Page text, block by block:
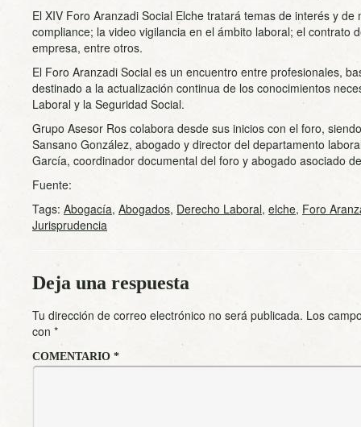
El XIV Foro Aranzadi Social Elche tratará temas de interés y
compliance; la video vigilancia en el ámbito laboral; el contrato
empresa, entre otros.
El Foro Aranzadi Social es un encuentro entre profesionales,
destinado a la actualización continua de los conocimientos
Laboral y la Seguridad Social.
Grupo Asesor Ros colabora desde sus inicios con el foro,
Sansano González, abogado y director del departamento
García, coordinador documental del foro y abogado asociado
Fuente:
Tags: Abogacía, Abogados, Derecho Laboral, elche, Foro
Jurisprudencia
Deja una respuesta
Tu dirección de correo electrónico no será publicada. Los
con *
COMENTARIO *